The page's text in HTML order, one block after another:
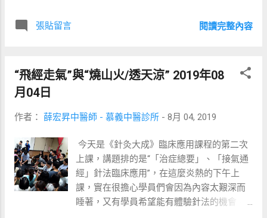
學生之外，還會對外招收中醫師，最近，在
補瀉」。 後來在 2019 年 04 月，又硬著頭
2019 年 06 月 11 日』、『 針道- 刺道臨床取
經走氣”與“燒山火/ 透天涼” 2019 年 08 月 04
日』，於是就把準備舊金山課程的一部分，
先在台北市中醫師公會的課程開講。 在舊金
山這個課程網頁中，
https://www.fivebranches.edu/ 針灸及東方醫
張貼留言 閱讀完整內容
“飛經走氣”與“燒山火/透天涼” 2019年08
月04日
作者： 薛宏昇中醫師 - 慕義中醫診所 - 8月 04, 2019
今天是《針灸大成》臨床應用課程的第二次
上課，講題排的是“「治症總要」、「接氣通
經」針法臨床應用”，在這麼炎熱的下午上
課，實在很擔心學員們會因為內容太艱深而
睡著，又有學員希望能有體驗針法的機會，